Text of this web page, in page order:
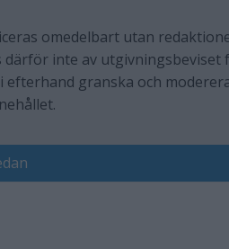
omedelbart utan
inte av utgivningsbeviset
efterhand granska och